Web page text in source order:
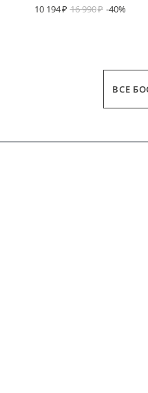
10 194
16 990 -40%
ВСЕ